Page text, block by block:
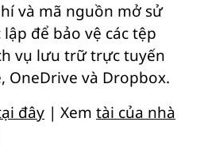
và mã nguồn mở sử
để bảo vệ các tệp
vụ lưu trữ trực tuyến
OneDrive và Dropbox.
đây | Xem tài của nhà